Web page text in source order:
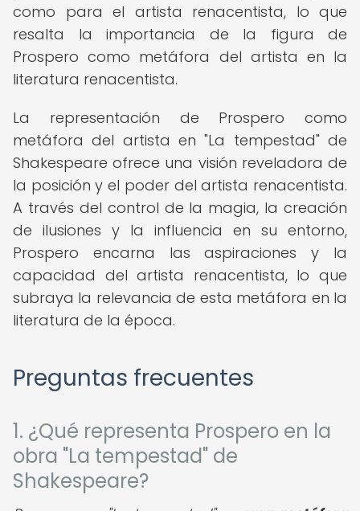
como para el artista renacentista, lo que
resalta la importancia de la figura de
Prospero como metáfora del artista en la
literatura renacentista.
La representación de Prospero como
metáfora del artista en "La tempestad" de
Shakespeare ofrece una visión reveladora de
la posición y el poder del artista renacentista.
A través del control de la magia, la creación
de ilusiones y la influencia en su entorno,
Prospero encarna las aspiraciones y la
capacidad del artista renacentista, lo que
subraya la relevancia de esta metáfora en la
literatura de la época.
Preguntas frecuentes
1. ¿Qué representa Prospero en la
obra "La tempestad" de
Shakespeare?